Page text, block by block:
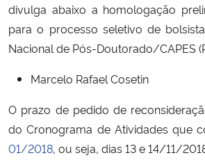
Ministério da Ciência, Tecnologia, Inovações e
Ministério do Meio Ambiente
Ministério do Turismo
Ministério do Desenvolvimento Regional
divulga abaixo a homologação
para o processo seletivo de
Nacional de Pós-Doutorado/CAPES
Marcelo Rafael Cosetin
O prazo de pedido de
do Cronograma de Atividades que
01/2018, ou seja, dias 13 e 14/11/